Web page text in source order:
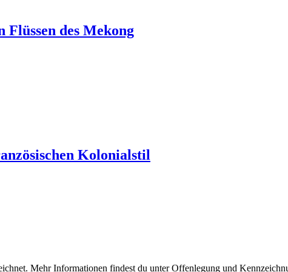
Flüssen des Mekong
Kolonialstil
Mehr Informationen findest du unterOffenlegung und